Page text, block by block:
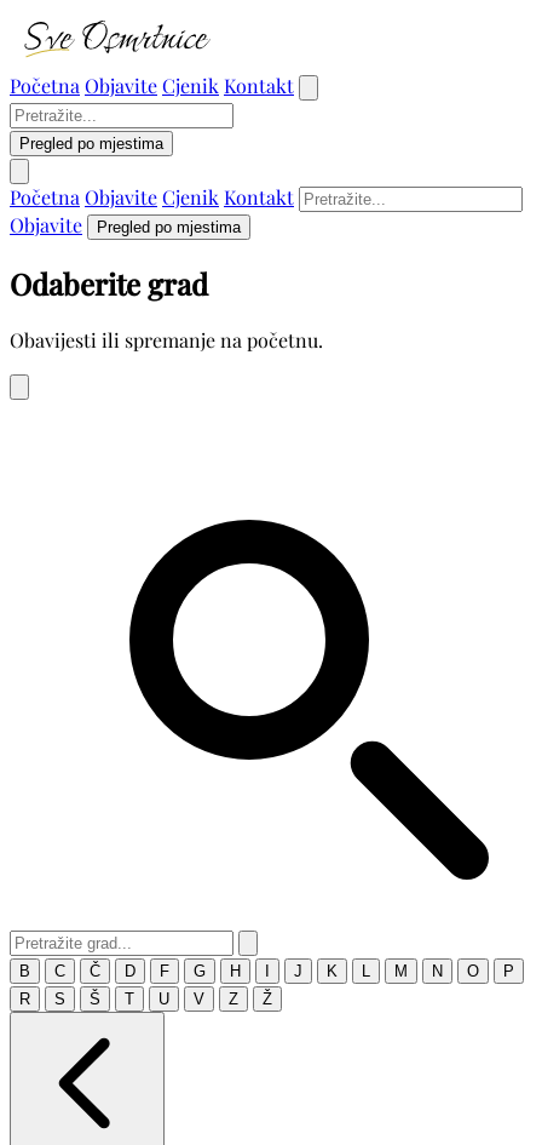
Početna ObjaviteCjenik Kontakt
Pregled po mjestima
Početna ObjaviteCjenik Kontakt
Objavite
Pregled po mjestima
Odaberite grad
Obavijesti ili spremanje na početnu.
B C Č D F G H J K M N O
P
R
S Š T U V Z Ž